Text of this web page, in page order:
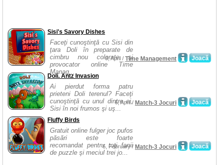
Sisi's Savory Dishes
Faceţi cunoştinţă cu Sisi din
ţara Doli în preparate de
cimbru nou colorate şi
provocator online Time
Manag...
Joacă
8, April / Time Management
Doli. Antz Invasion
Ai pierdut forma patru
prieteni Doli terenul? Faceţi
cunoştinţă cu unul dintre ei,
Sisi în noi frumos şi uş...
Joacă
6, April / Match-3 Jocuri
Fluffy Birds
Gratuit online fulger joc pufos
păsări este foarte
recomandat pentru toţi fanii
de puzzle şi meciul trei jo...
Joacă
5, February / Match-3 Jocuri